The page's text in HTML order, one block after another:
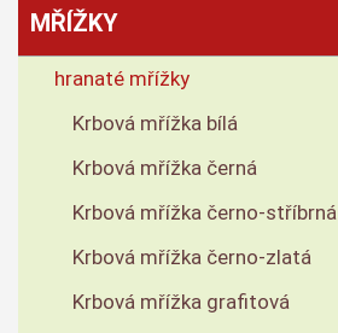
MŘÍŽKY
hranaté mřížky
Krbová mřížka bílá
Krbová mřížka černá
Krbová mřížka černo-stříbrná
Krbová mřížka černo-zlatá
Krbová mřížka grafitová